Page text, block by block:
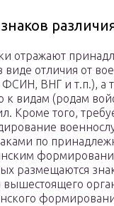
отражают
отличия от
ВНГ и т.п.), а
к видам (родам
Кроме того,
по
размещаются